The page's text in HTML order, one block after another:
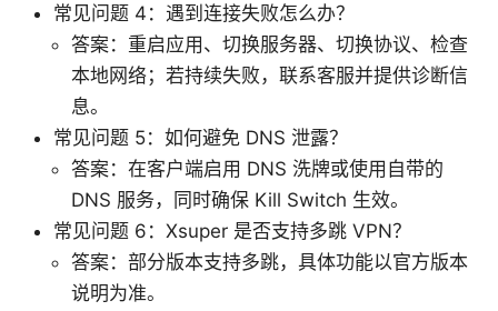
常见问题 4：遇到连接失败怎么办？
答案：重启应用、切换服务器、切换协议、检查
本地网络；若持续失败，联系客服并提供诊断信
息。
常见问题 5：如何避免 DNS 泄露？
答案：在客户端启用 DNS 洗牌或使用自带的
DNS 服务，同时确保 Kill Switch 生效。
常见问题 6：Xsuper 是否支持多跳 VPN？
答案：部分版本支持多跳，具体功能以官方版本
说明为准。